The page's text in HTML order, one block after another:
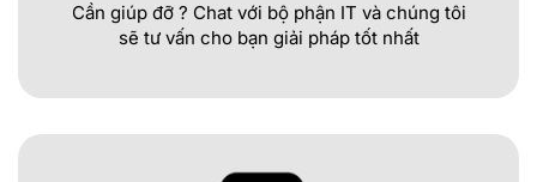
Cần giúp đỡ ? Chat với bộ phận IT và chúng tôi
sẽ tư vấn cho bạn giải pháp tốt nhất